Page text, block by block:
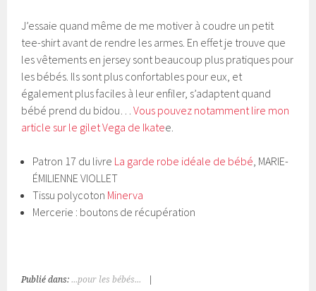
J’essaie quand même de me motiver à coudre un petit
tee-shirt avant de rendre les armes. En effet je trouve que
les vêtements en jersey sont beaucoup plus pratiques pour
les bébés. Ils sont plus confortables pour eux, et
également plus faciles à leur enfiler, s’adaptent quand
bébé prend du bidou…Vous pouvez notamment lire mon
article sur le gilet Vega de Ikatee.
Patron 17 du livre La garde robe idéale de bébé, MARIE-
ÉMILIENNE VIOLLET
Tissu polycoton Minerva
Mercerie : boutons de récupération
Publié dans:...pour les bébés...